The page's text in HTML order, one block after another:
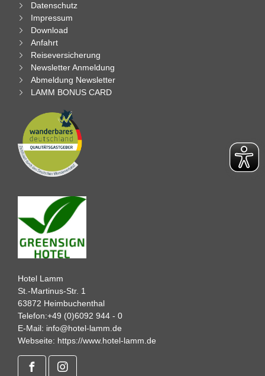
Datenschutz
Impressum
Download
Anfahrt
Reiseversicherung
Newsletter Anmeldung
Abmeldung Newsletter
LAMM BONUS CARD
Hotel Lamm
St.-Martinus-Str. 1
63872 Heimbuchenthal
Telefon:+49 (0)6092 944 - 0
E-Mail: info@hotel-lamm.de
Webseite: https://www.hotel-lamm.de